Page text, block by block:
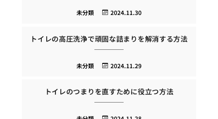
2024.11.30
未分類
トイレの高圧洗浄で頑固な詰まりを解消する方法
2024.11.29
未分類
トイレのつまりを直すために役立つ方法